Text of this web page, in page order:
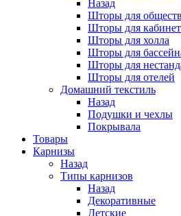
Назад
Шторы для
Шторы для
Шторы для холла
Шторы для
Шторы для
Шторы для отелей
Домашний текстиль
Назад
Подушки и чехлы
Покрывала
Товары
Карнизы
Назад
Типы карнизов
Назад
Декоративные
Детские